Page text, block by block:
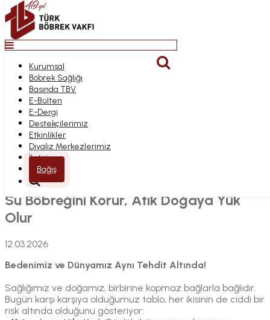
Top
Anasayfa
Kurumsal
Bağış
Böbrek Sağlığı
Basında TBV
E-Bülten
E-Dergi
Destekçilerimiz
Etkinlikler
Diyaliz Merkezlerimiz
İletişim
Kurumsal
Böbrek Sağlığı
Basında TBV
E-Bülten
E-Dergi
Destekçilerimiz
Etkinlikler
Diyaliz Merkezlerimiz
İletişim
Bağış
SU BÖBREĞINI
KORUR, ATIK
DOĞAYA YÜK OLUR
Su Böbreğini Korur, Atık Doğaya Yük
Olur
12.03.2026
Bedenimiz ve Dünyamız Aynı Tehdit Altında!
Sağlığımız ve doğamız, birbirine kopmaz bağlarla bağlıdır.
Bugün karşı karşıya olduğumuz tablo, her ikisinin de ciddi bir
risk altında olduğunu gösteriyor: